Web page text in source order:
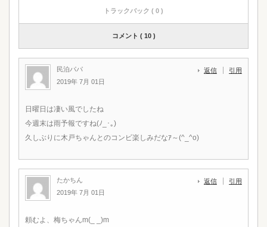
トラックバック ( 0 )
コメント ( 10 )
民泊パパ
2019年 7月 01日
返信 引用
日曜日は凄い風でしたね
今週末は雨予報ですね(ﾉ_･｡)
久しぶりに木戸ちゃんとのコンビ楽しみだなｱ～(^_^o)
たかちん
2019年 7月 01日
返信 引用
頼むよ、梅ちゃんm(_ _)m